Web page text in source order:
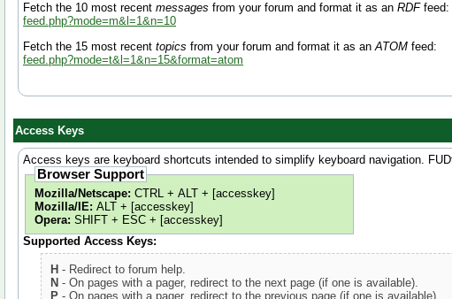
Fetch the 10 most recent messages from your forum and format it as an RDFfeed:
feed.php?mode=m&l=1&n=10
Fetch the 15 most recent topics from your forum and format it as an ATOM feed:
feed.php?mode=t&l=1&n=15&format=atom
Access Keys
Access keys are keyboard shortcuts intended to simplify keyboard navigation.
Browser Support
Mozilla/Netscape: CTRL + ALT + [accesskey]
Mozilla/IE: ALT + [accesskey]
Opera: SHIFT + ESC + [accesskey]
Supported Access Keys:
H - Redirect to forum help.
N - On pages with a pager, redirect to the next page (if one is available).
P - On pages with a pager, redirect to the previous page (if one is available).